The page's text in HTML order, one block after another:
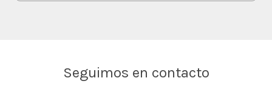
Seguimos en contacto